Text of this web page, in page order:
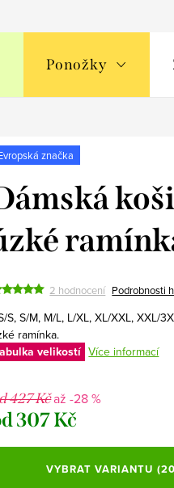
Ponožky
značka
2 hodnocení Podrobnosti
S, S/M, M/L, L/XL, XL/XXL, XXL/
ramínka.
velikostí Více informací
427 Kčaž -28 %
307 Kč
VYBRAT VARIANTU